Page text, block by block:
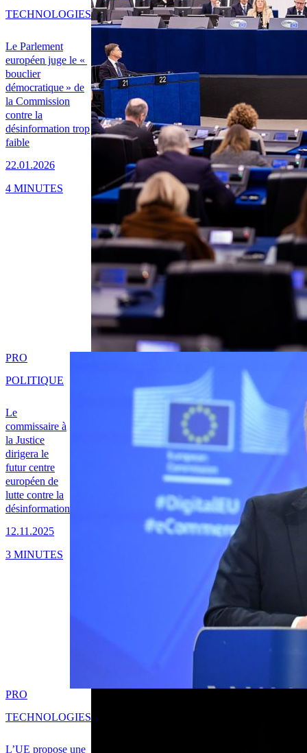
Le Parlement
européen juge le «
bouclier
démocratique » de
la Commission
contre la
désinformation trop
faible
22.01.2026
TECHNOLOGIES
4 MINUTES
Le
commissaire à
la Justice
dirigera le
futur centre
européen de
lutte contre la
désinformation
12.11.2025
PRO
POLITIQUE
3 MINUTES
L’UE propose une
PRO
TECHNOLOGIES